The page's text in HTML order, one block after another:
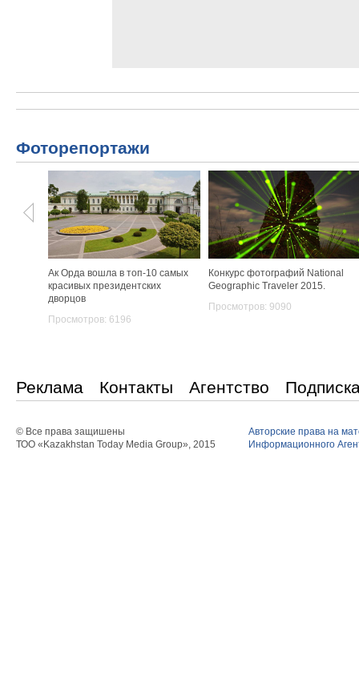
Фоторепортажи
Ак Орда вошла в топ-10 самых
красивых президентских
дворцов
Просмотров: 6196
Конкурс фотографий National
Geographic Traveler 2015.
Просмотров: 9090
Реклама Контакты Агентство
© Все права защишены
ТОО «Kazakhstan Today Media Group», 2015
Авторские права на
Информационного